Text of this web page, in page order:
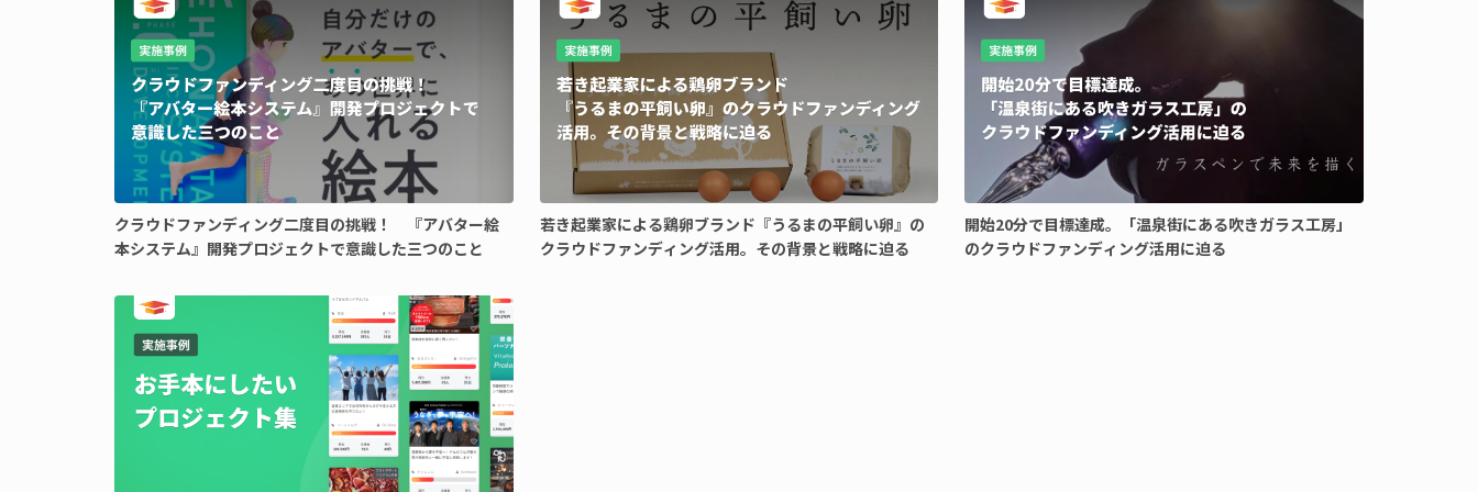
クラウドファンディング二度目の挑戦！ 『アバター絵
本システム』開発プロジェクトで意識した三つのこと
若き起業家による鶏卵ブランド『うるまの平飼い卵』の
クラウドファンディング活用。その背景と戦略に迫る
開始20分で目標達成。「温泉街にある吹きガラス工房」
のクラウドファンディング活用に迫る